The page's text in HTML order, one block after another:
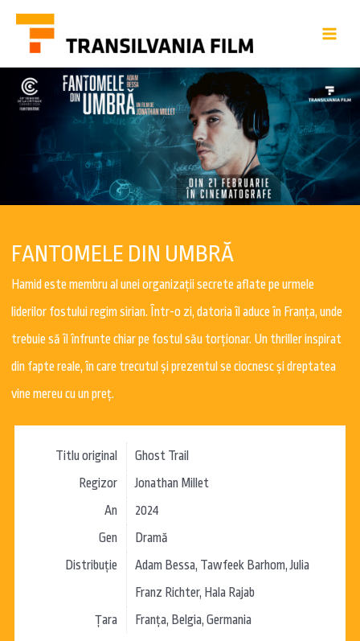
FANTOMELE DIN UMBRĂ
Hamid este membru al unei organizații secrete aflate pe urmele
liderilor fostului regim sirian. Într-o zi, datoria îl aduce în Franța, unde
trebuie să îl înfrunte chiar pe fostul său torționar. Un thriller inspirat
din fapte reale, în care trecutul și prezentul se ciocnesc și dreptatea
vine mereu cu un preț.
Titlu original
Ghost Trail
Regizor
Jonathan Millet
An
2024
Gen
Dramă
Distribuție
Adam Bessa, Tawfeek Barhom, Julia
Franz Richter, Hala Rajab
Țara
Franța, Belgia, Germania